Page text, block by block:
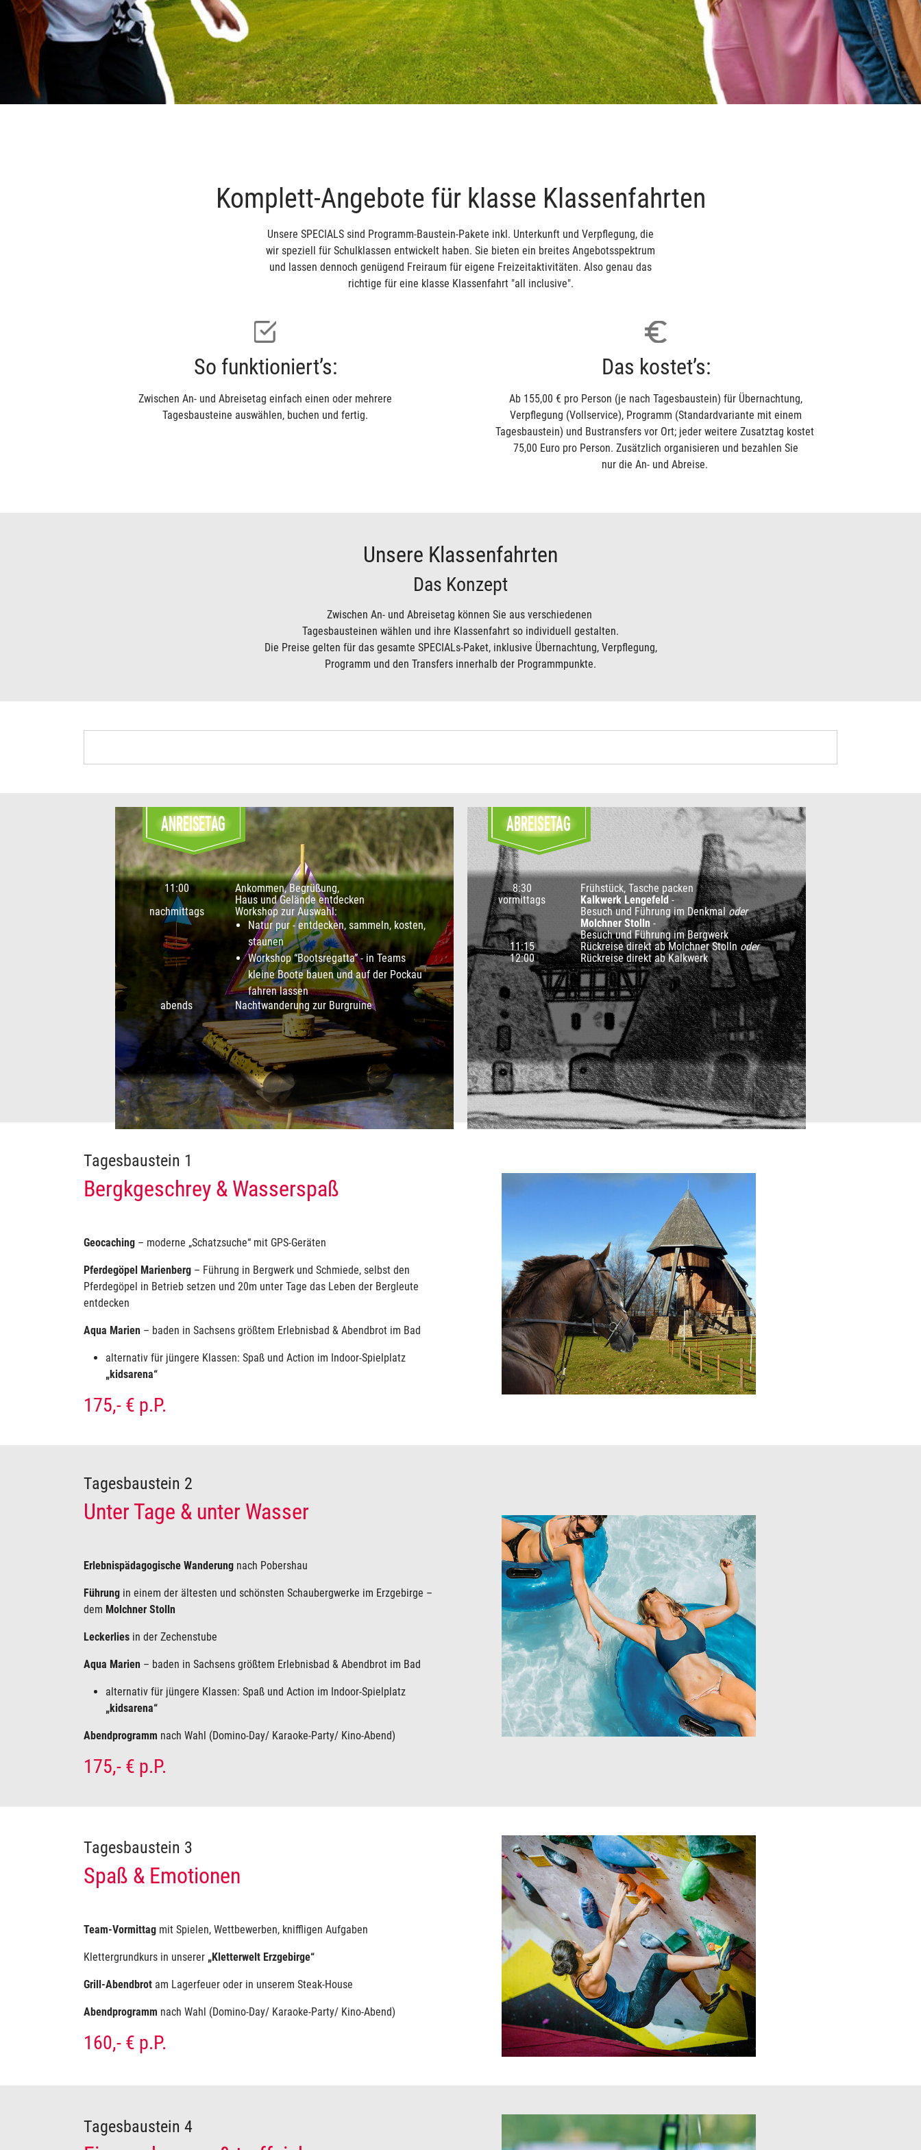
Komplett-Angebote für klasse Klassenfahrten
Unsere SPECIALS sind Programm-Baustein-Pakete inkl. Unterkunft und Verpflegung, die
wir speziell für Schulklassen entwickelt haben. Sie bieten ein breites Angebotsspektrum
und lassen dennoch genügend Freiraum für eigene Freizeitaktivitäten. Also genau das
richtige für eine klasse Klassenfahrt "all inclusive".
So funktioniert’s:
Zwischen An- und Abreisetag einfach einen oder mehrere
Tagesbausteine auswählen, buchen und fertig.
Das kostet’s:
Ab 155,00 € pro Person (je nach Tagesbaustein) für Übernachtung,
Verpflegung (Vollservice), Programm (Standardvariante mit einem
Tagesbaustein) und Bustransfers vor Ort; jeder weitere Zusatztag kostet
75,00 Euro pro Person. Zusätzlich organisieren und bezahlen Sie
nur die An- und Abreise.
Unsere Klassenfahrten
Das Konzept
Zwischen An- und Abreisetag können Sie aus verschiedenen
Tagesbausteinen wählen und ihre Klassenfahrt so individuell gestalten.
Die Preise gelten für das gesamte SPECIALs-Paket, inklusive Übernachtung, Verpflegung,
Programm und den Transfers innerhalb der Programmpunkte.
ANREISETAG
11:00
Ankommen, Begrüßung,
Haus und Gelände entdecken
nachmittags
Workshop zur Auswahl:
Natur pur - entdecken, sammeln, kosten,
staunen
Workshop “Bootsregatta” - in Teams
kleine Boote bauen und auf der Pockau
fahren lassen
abends
Nachtwanderung zur Burgruine
ABREISETAG
8:30
Frühstück, Tasche packen
vormittags
Kalkwerk Lengefeld -
Besuch und Führung im Denkmaloder
Molchner Stolln -
Besuch und Führung im Bergwerk
11:15
Rückreise direkt ab Molchner Stollnoder
12:00
Rückreise direkt ab Kalkwerk
Tagesbaustein 1
Bergkgeschrey & Wasserspaß
Geocaching – moderne „Schatzsuche“ mit GPS-Geräten
Pferdegöpel Marienberg – Führung in Bergwerk und Schmiede, selbst den
Pferdegöpel in Betrieb setzen und 20m unter Tage das Leben der Bergleute
entdecken
Aqua Marien – baden in Sachsens größtem Erlebnisbad & Abendbrot im Bad
alternativ für jüngere Klassen: Spaß und Action im Indoor-Spielplatz
„kidsarena“
175,- € p.P.
Tagesbaustein 2
Unter Tage & unter Wasser
Erlebnispädagogische Wanderung nach Pobershau
Führung in einem der ältesten und schönsten Schaubergwerke im Erzgebirge –
dem Molchner Stolln
Leckerlies in der Zechenstube
Aqua Marien – baden in Sachsens größtem Erlebnisbad & Abendbrot im Bad
alternativ für jüngere Klassen: Spaß und Action im Indoor-Spielplatz
„kidsarena“
Abendprogramm nach Wahl (Domino-Day/ Karaoke-Party/ Kino-Abend)
175,- € p.P.
Tagesbaustein 3
Spaß & Emotionen
Team-Vormittag mit Spielen, Wettbewerben, kniffligen Aufgaben
Klettergrundkurs in unserer „Kletterwelt Erzgebirge“
Grill-Abendbrot am Lagerfeuer oder in unserem Steak-House
Abendprogramm nach Wahl (Domino-Day/ Karaoke-Party/ Kino-Abend)
160,- € p.P.
Tagesbaustein 4